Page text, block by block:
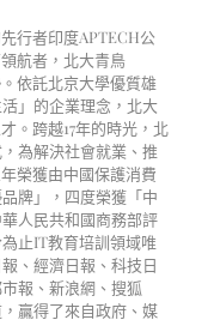
行者印度APTECH公
航者，北大青鳥
依託北京大學優質雄
」的企業理念，北大
。跨越17年的時光，北
為解決社會就業、推
榮獲由中國保護消費
牌」，四度榮獲「中
人民共和國商務部評
止IT教育培訓領域唯
、經濟日報、科技日
報、新浪網、搜狐
贏得了來自政府、媒